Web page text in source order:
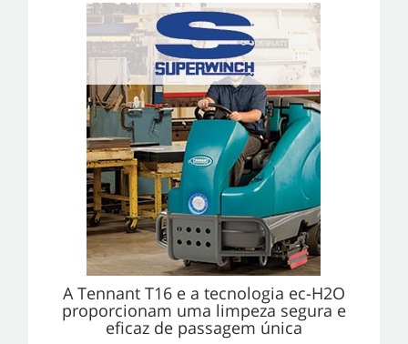
A Tennant T16 e a tecnologia ec-H2O
proporcionam uma limpeza segura e
eficaz de passagem única